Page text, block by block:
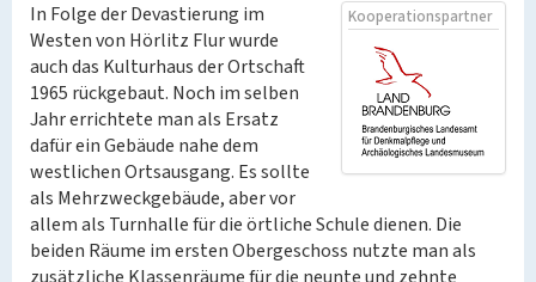
Kooperationspartner
In Folge der Devastierung im
Westen von Hörlitz Flur wurde
auch das Kulturhaus der Ortschaft
1965 rückgebaut. Noch im selben
Jahr errichtete man als Ersatz
dafür ein Gebäude nahe dem
westlichen Ortsausgang. Es sollte
als Mehrzweckgebäude, aber vor
allem als Turnhalle für die örtliche Schule dienen. Die
beiden Räume im ersten Obergeschoss nutzte man als